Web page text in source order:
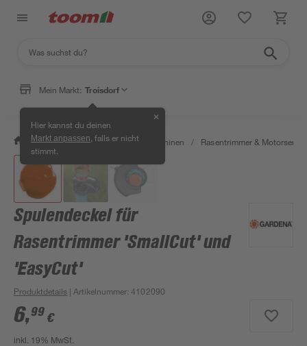
Mein Markt: Troisdorf
Hier kannst du deinen
Markt anpassen , falls er nicht
stimmt.
✕
/ Garten & Freizeit / Gartenmaschinen / Rasentrimmer &
Spulendeckel für
Rasentrimmer 'SmallCut' und
'EasyCut'
Produktdetails | Artikelnummer:4102090
6,99 €
inkl. 19% MwSt.